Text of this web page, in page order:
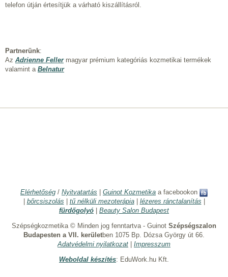
telefon útján értesítjük a várható kiszállításról.
Partnerünk:
Az Adrienne Fellermagyar prémium kategóriás kozmetikai termékek
valamint a Belnatur
Elérhetőség / Nyitvatartás Guinot Kozmetika a facebookon
bőrcsiszolás tű nélküli mezoterápia| lézeres ránctalanítás
fürdőgolyó
Beauty Salon Budapest
Szépségkozmetika © Minden jog fenntartva - Guinot Szépségszalon
Budapesten a VII. kerületben 1075 Bp. Dózsa György út 66.
Adatvédelmi nyilatkozat
Impresszum
Weboldal készítés: EduWork.hu Kft.